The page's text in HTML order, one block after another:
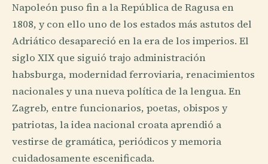
Napoleón puso fin a la República de Ragusa en
1808, y con ello uno de los estados más astutos del
Adriático desapareció en la era de los imperios. El
siglo XIX que siguió trajo administración
habsburga, modernidad ferroviaria, renacimientos
nacionales y una nueva política de la lengua. En
Zagreb, entre funcionarios, poetas, obispos y
patriotas, la idea nacional croata aprendió a
vestirse de gramática, periódicos y memoria
cuidadosamente escenificada.